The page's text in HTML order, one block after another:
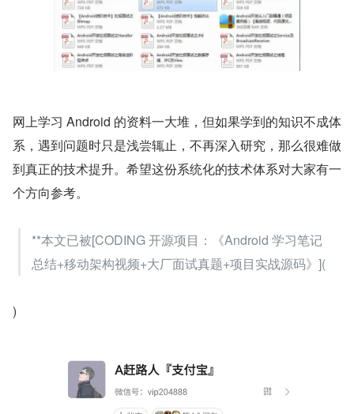
网上学习 Android 的资料一大堆，但如果学到的知识不成体
系，遇到问题时只是浅尝辄止，不再深入研究，那么很难做
到真正的技术提升。希望这份系统化的技术体系对大家有一
个方向参考。
**本文已被[CODING 开源项目：《Android 学习笔记
总结+移动架构视频+大厂面试真题+项目实战源码》](
)